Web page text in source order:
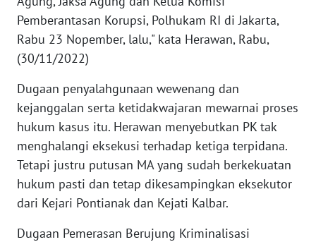
Pemberantasan Korupsi, Polhukam RI di Jakarta,
Rabu 23 Nopember, lalu," kata Herawan, Rabu,
(30/11/2022)
Dugaan penyalahgunaan wewenang dan
kejanggalan serta ketidakwajaran mewarnai proses
hukum kasus itu. Herawan menyebutkan PK tak
menghalangi eksekusi terhadap ketiga terpidana.
Tetapi justru putusan MA yang sudah berkekuatan
hukum pasti dan tetap dikesampingkan eksekutor
dari Kejari Pontianak dan Kejati Kalbar.
Dugaan Pemerasan Berujung Kriminalisasi
WN
SIMALUNGUN
LABUHANBATU
WN
TAPANULI
TENGAH
WN DELI
SERDANG